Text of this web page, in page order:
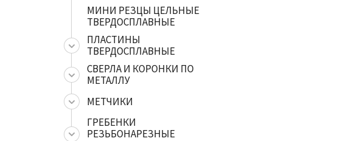
МИНИ РЕЗЦЫ ЦЕЛЬНЫЕ
ТВЕРДОСПЛАВНЫЕ
ПЛАСТИНЫ
ТВЕРДОСПЛАВНЫЕ
СВЕРЛА И КОРОНКИ ПО
МЕТАЛЛУ
МЕТЧИКИ
ГРЕБЕНКИ
РЕЗЬБОНАРЕЗНЫЕ